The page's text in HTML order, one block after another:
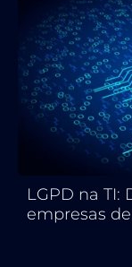
LGPD na TI:
empresas